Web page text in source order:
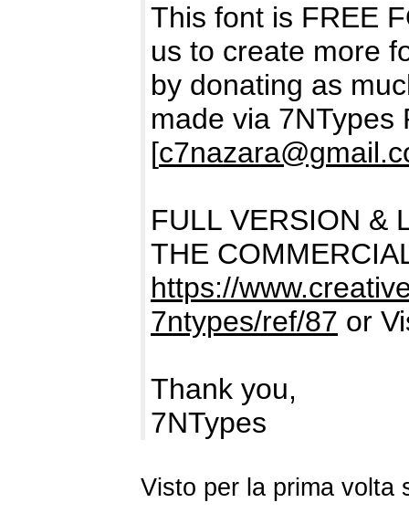
This font is FREE
us to create more
by donating as
made via 7NTypes
[
FULL VERSION &
THE
https://
7ntypes/ref/87 or
Thank you,
7NTypes
Visto per la prima volta